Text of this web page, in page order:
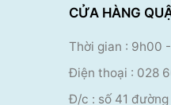
CỬA HÀNG
Thời gian : 9h00
Điện thoại : 028
Đ/c : số 41